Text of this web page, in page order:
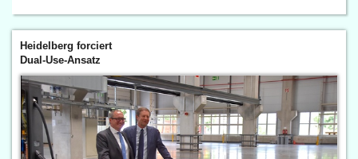
Heidelberg forciert
Dual-Use-Ansatz